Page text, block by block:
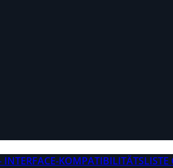
KOMPATIBILITÄTSLISTE